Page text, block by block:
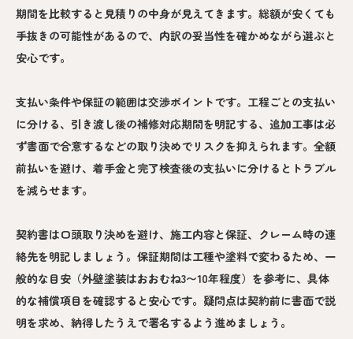
期間を比較すると見積りの中身が見えてきます。総額が安くても
手抜きの可能性があるので、内訳の妥当性を確かめながら選ぶと
安心です。
支払い条件や保証の範囲は交渉ポイントです。工程ごとの支払い
に分ける、引き渡し後の補修対応期間を明記する、追加工事は必
ず書面で合意するなどの取り決めでリスクを抑えられます。全額
前払いを避け、着手金と完了検査後の支払いに分けるとトラブル
を減らせます。
契約書は口頭取り決めを避け、施工内容と保証、クレーム時の連
絡先を明記しましょう。保証期間は工種や塗料で変わるため、一
般的な目安（外壁塗装はおおむね3〜10年程度）を参考に、具体
的な補償項目を確認すると安心です。疑問点は契約前に書面で説
明を求め、納得したうえで署名するよう進めましょう。